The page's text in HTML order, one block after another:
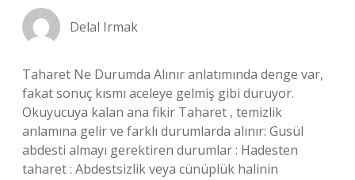
Delal Irmak
Taharet Ne Durumda Alınır anlatımında denge var,
fakat sonuç kısmı aceleye gelmiş gibi duruyor.
Okuyucuya kalan ana fikir Taharet , temizlik
anlamına gelir ve farklı durumlarda alınır: Gusül
abdesti almayı gerektiren durumlar : Hadesten
taharet : Abdestsizlik veya cünüplük halinin